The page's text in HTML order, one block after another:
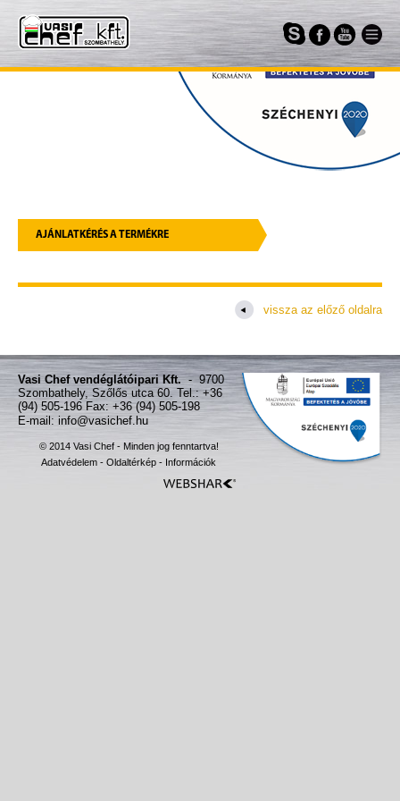
AJÁNLATKÉRÉS A TERMÉKRE
vissza az előző oldalra
Vasi Chef vendéglátóipari Kft.- 9700
Szombathely, Szőlős utca 60. Tel.: +36
(94) 505-196 Fax: +36 (94) 505-198
E-mail: info@vasichef.hu
© 2014 Vasi Chef - Minden jog fenntartva!
Adatvédelem - Oldaltérkép - Információk